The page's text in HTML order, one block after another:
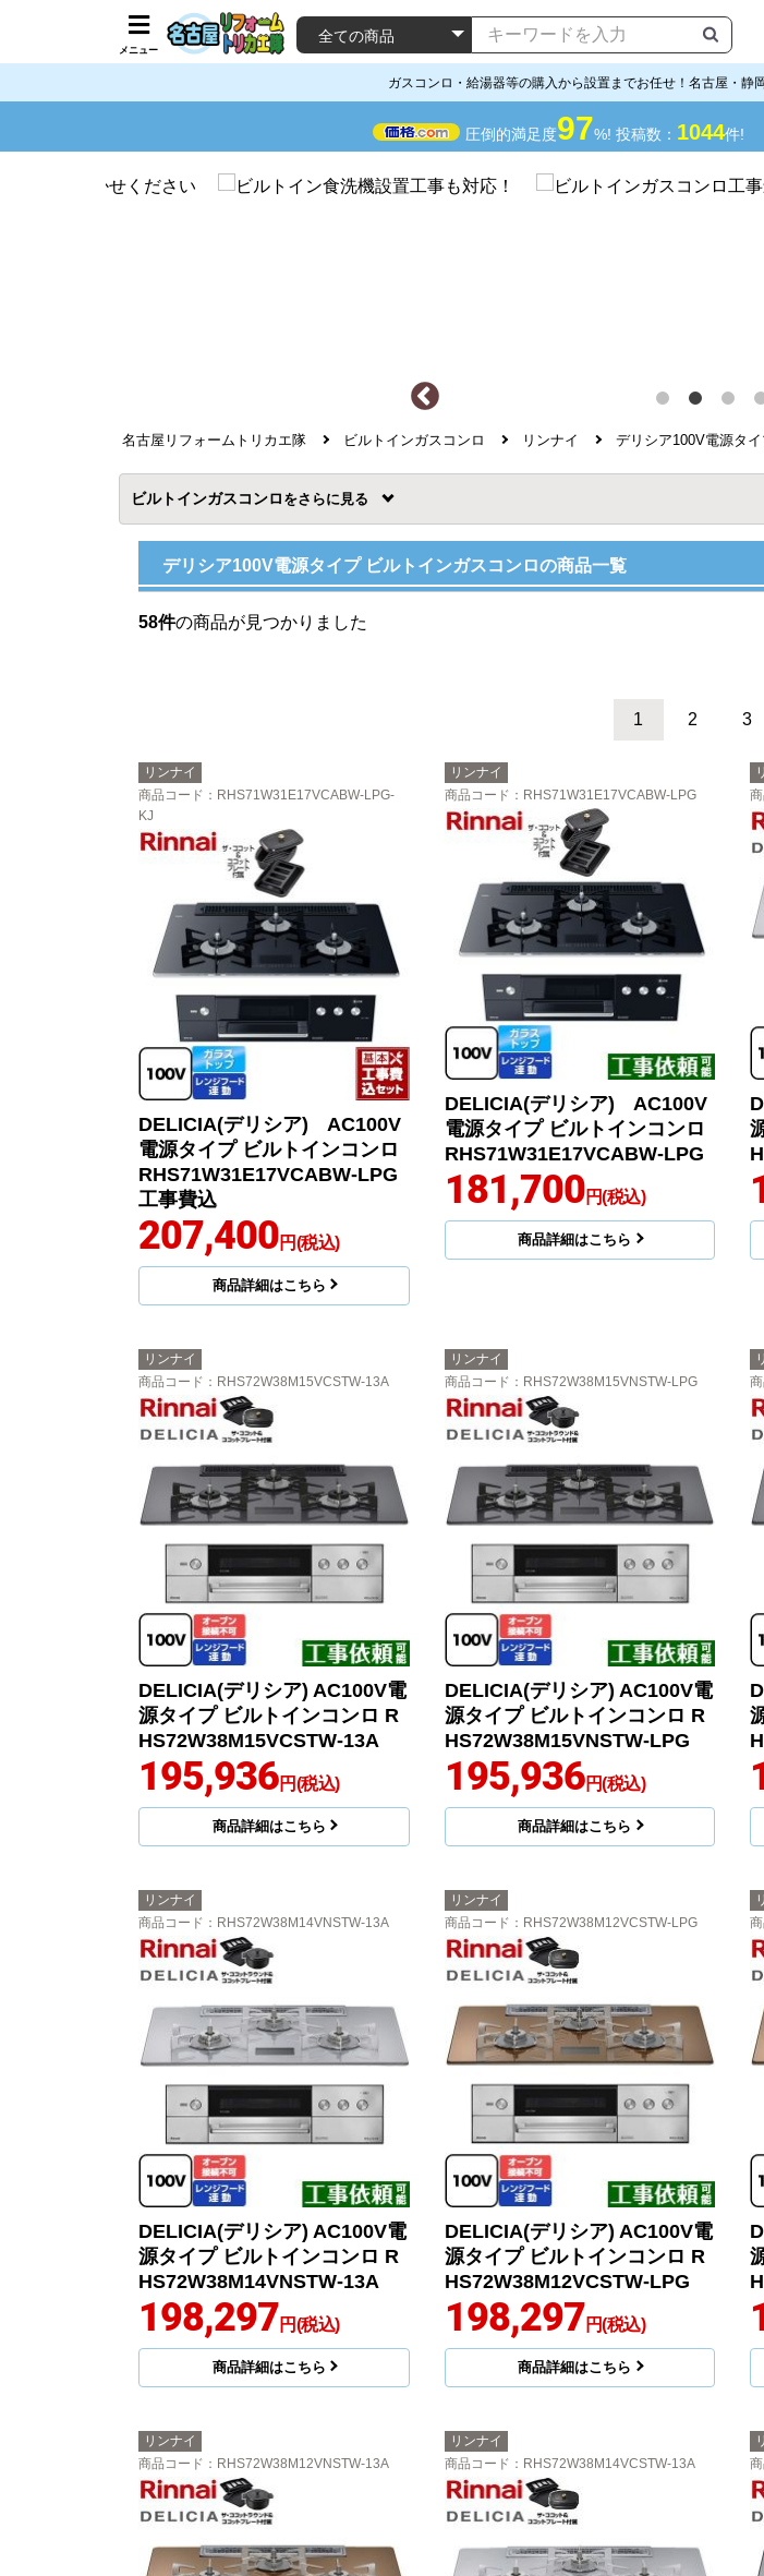
メニュー
ガスコンロ・給湯器等の購入から設置までお任せ！名古屋・静
圧倒的満足度97%! 投稿数： 1044件!
名古屋リフォームトリカエ隊 ビルトインガスコンロ リンナイ デリシア100V電源タ
ビルトインガスコンロ を
デリシア100V電源タイプ ビルトインガスコンロの商品一覧
58件の商品が見つかりました
1 2 3
リンナイ
商品コード ：RHS71W31E17VCABW-LPG-
KJ
DELICIA(デリシア) AC100V
電源タイプ ビルトインコンロ
RHS71W31E17VCABW-LPG
工事費込
207,400円(税込)
商品詳細はこちら
リンナイ
商品コード ：RHS71W31E17VCABW-LPG
DELICIA(デリシア) AC100V
電源タイプ ビルトインコンロ
RHS71W31E17VCABW-LPG
181,700円(税込)
商品詳細はこちら
リンナイ
商品コード ：RHS72W38M15VCSTW-13A
DELICIA(デリシア) AC100V電
源タイプ ビルトインコンロ R
HS72W38M15VCSTW-13A
195,936円(税込)
商品詳細はこちら
リンナイ
商品コード ：RHS72W38M15VNSTW-LPG
DELICIA(デリシア) AC100V電
源タイプ ビルトインコンロ R
HS72W38M15VNSTW-LPG
195,936円(税込)
商品詳細はこちら
リンナイ
商品コード ：RHS72W38M14VNSTW-13A
DELICIA(デリシア) AC100V電
源タイプ ビルトインコンロ R
HS72W38M14VNSTW-13A
198,297円(税込)
商品詳細はこちら
リンナイ
商品コード ：RHS72W38M12VCSTW-LPG
DELICIA(デリシア) AC100V電
源タイプ ビルトインコンロ R
HS72W38M12VCSTW-LPG
198,297 円(税込)
商品詳細はこちら
リンナイ
商品コード ：RHS72W38M12VNSTW-13A
リンナイ
商品コード ：RHS72W38M14VCSTW-13A